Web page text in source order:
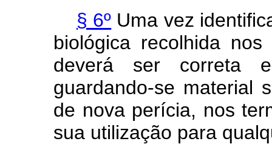
§ 6º Uma vez
biológica recolhida
deverá ser correta e
guardando-se material
de nova perícia, nos
sua utilização para